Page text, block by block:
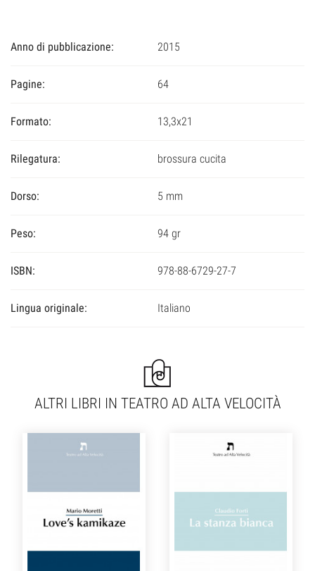
Anno di pubblicazione: 2015
Pagine: 64
Formato: 13,3x21
Rilegatura: brossura cucita
Dorso: 5 mm
Peso: 94 gr
ISBN: 978-88-6729-27-7
Lingua originale: Italiano
ALTRI LIBRI IN TEATRO AD ALTA VELOCITÀ